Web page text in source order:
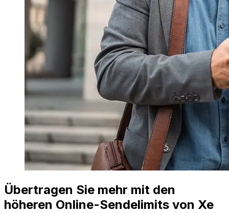
Übertragen Sie mehr mit den
höheren Online-Sendelimits von Xe